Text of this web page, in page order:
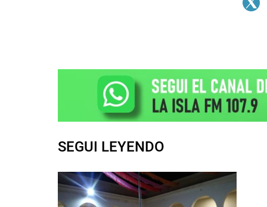
SEGUI LEYENDO